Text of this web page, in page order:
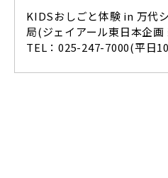
KIDSおしごと体験 in 万代
局(ジェイアール東日本企画
TEL：025-247-7000(平日